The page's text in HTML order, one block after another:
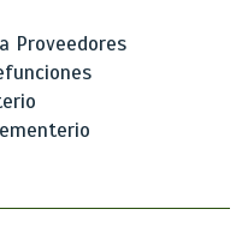
Proveedores